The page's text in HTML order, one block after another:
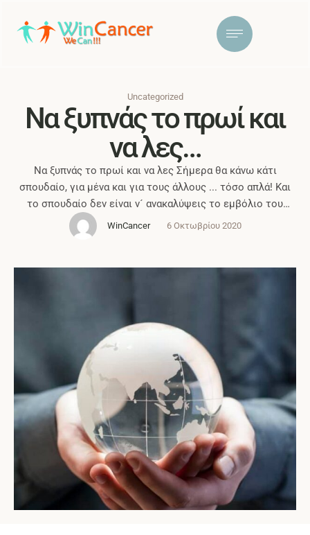
Uncategorized
Να ξυπνάς το πρωί και
να λες…
Να ξυπνάς το πρωί και να λες Σήμερα θα κάνω κάτι
σπουδαίο, για μένα και για τους άλλους ... τόσο απλά! Και
το σπουδαίο δεν είναι ν´ ανακαλύψεις το εμβόλιο του
covid, αλλά πολλά μικρά που κάνουν τη ζωή σπουδαία. Να
χαμογελάσεις στην υπάλληλο του σούπερ μάρκετ, να
…
WinCancer 6 Οκτωβρίου 2020